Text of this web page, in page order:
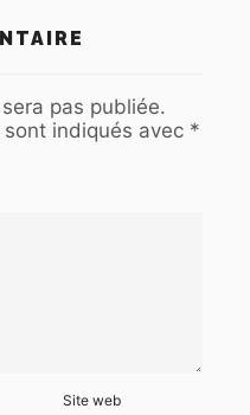
pas publiée.
indiqués avec *
Site web